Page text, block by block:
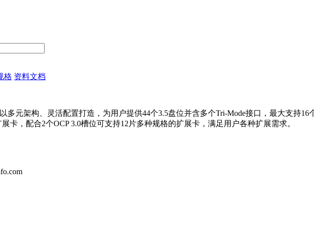
格 资料文档
多元架构、灵活配置打造，为用户提供44个3.5盘位并含多个Tri-Mode接口，最大支持
卡，配合2个OCP 3.0槽位可支持12片多种规格的扩展卡，满足用户各种扩展需求。